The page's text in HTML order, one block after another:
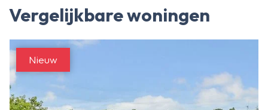
Vergelijkbare woningen
Nieuw